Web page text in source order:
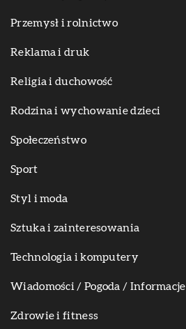
Przemysł i rolnictwo
Reklama i druk
Religia i duchowość
Rodzina i wychowanie dzieci
Społeczeństwo
Sport
Styl i moda
Sztuka i zainteresowania
Technologia i komputery
Wiadomości / Pogoda / Informacje
Zdrowie i fitness